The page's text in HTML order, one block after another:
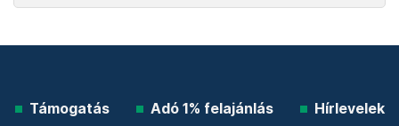
Támogatás Adó 1% felajánlás Hírlevelek